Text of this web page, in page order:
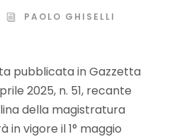
PAOLO GHISELLI
pubblicata in Gazzetta
2025, n. 51, recante
della magistratura
in vigore il 1° maggio